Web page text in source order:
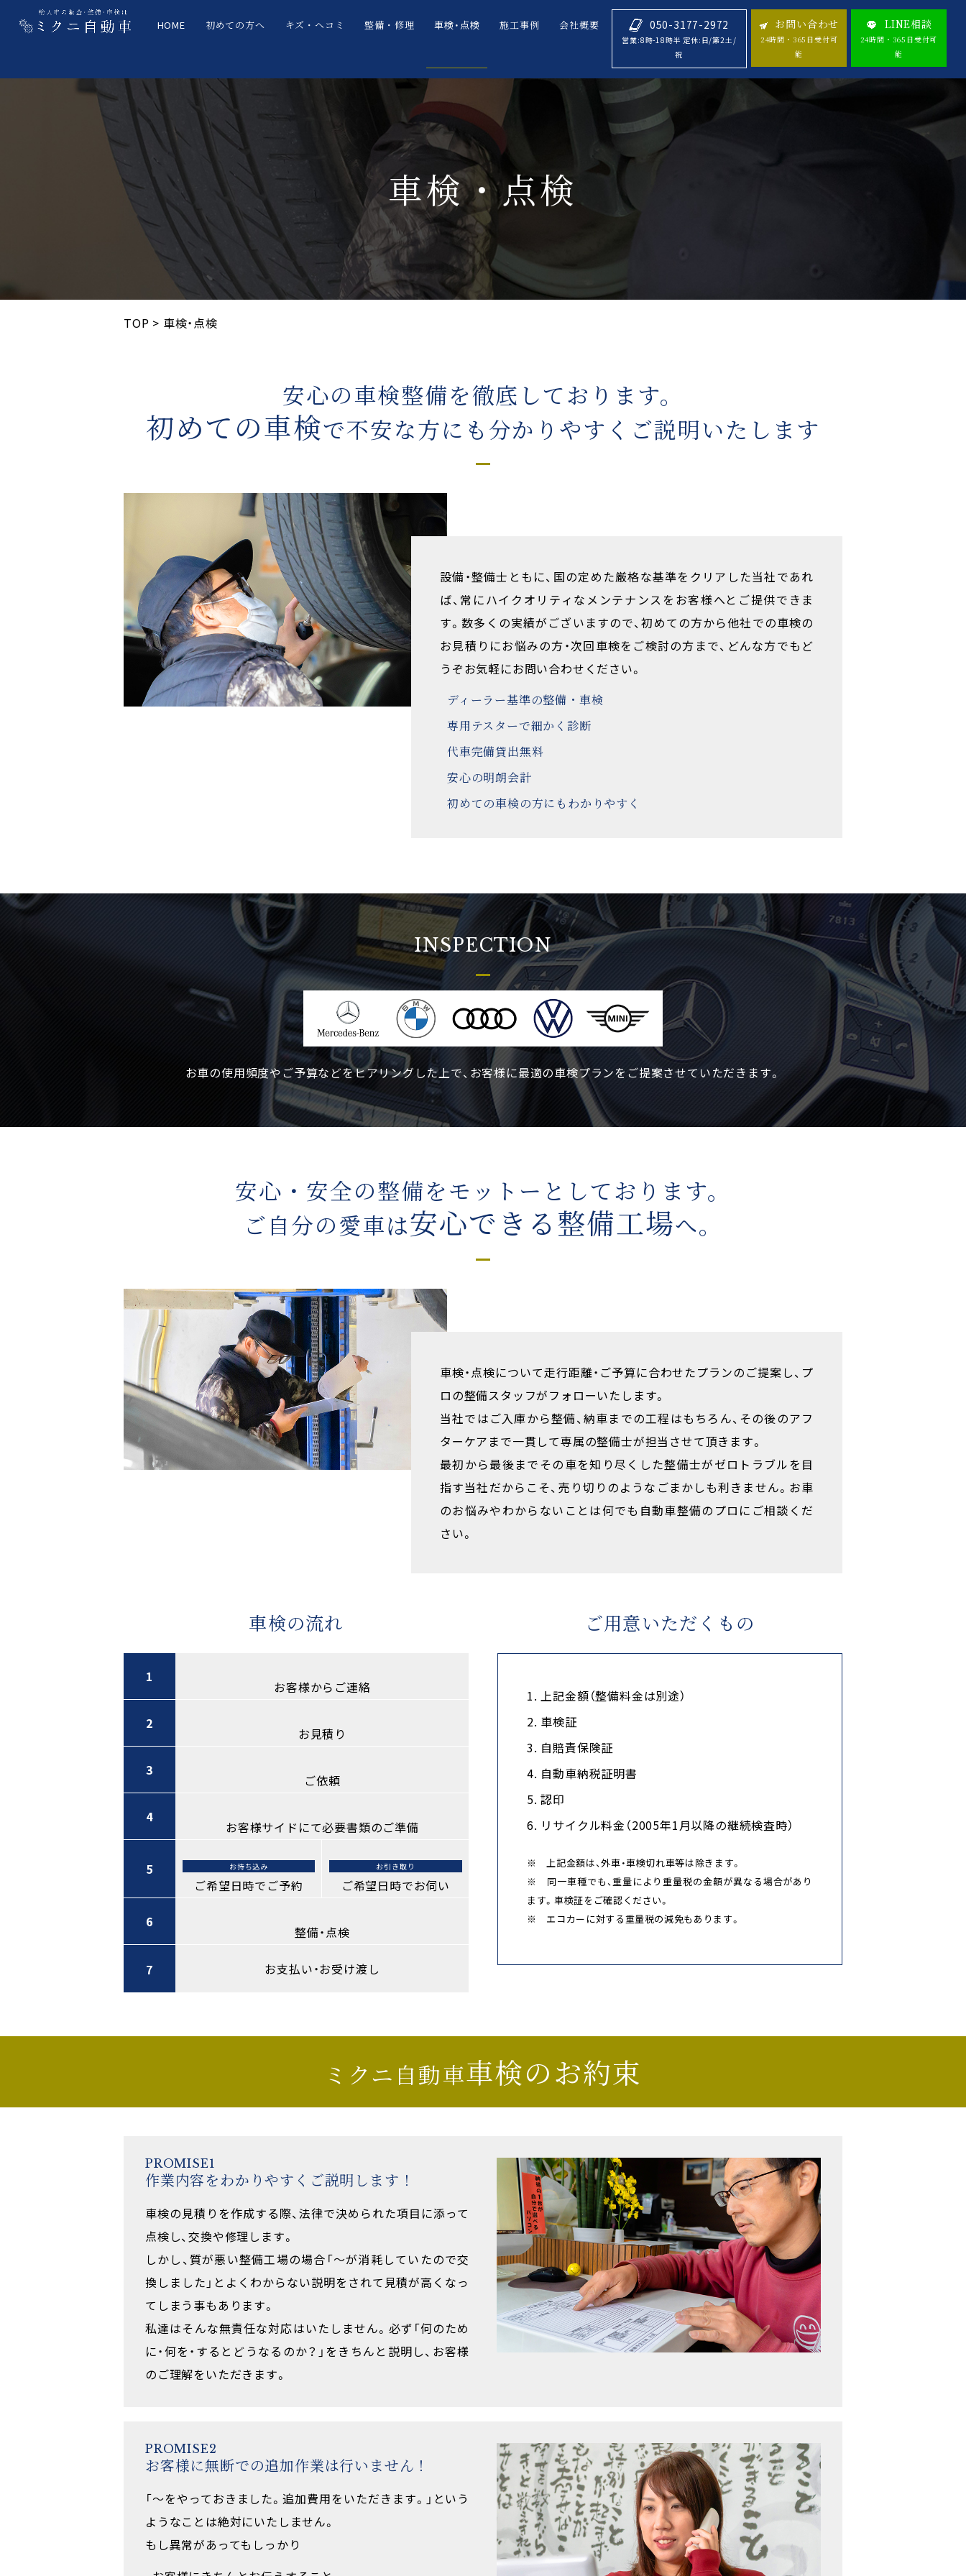
HOME 初めての方へ キズ・ヘコミ 整備・修理 車検・点検 施工事例 会社概要 050-3177-2972
営業:8時-18時半 定休:日/第2土/
祝
お問い合わせ
24時間・365日受付可
能
LINE相談
24時間・365日受付可
能
車検・点検
TOP > 車検・点検
安心の車検整備を徹底しております。
初めての車検で不安な方にも分かりやすくご説明いたします
設備・整備士ともに、国の定めた厳格な基準をクリアした当社であれ
ば、常にハイクオリティなメンテナンスをお客様へとご提供できま
す。数多くの実績がございますので、初めての方から他社での車検の
お見積りにお悩みの方・次回車検をご検討の方まで、どんな方でもど
うぞお気軽にお問い合わせください。
ディーラー基準の整備・車検
専用テスターで細かく診断
代車完備貸出無料
安心の明朗会計
初めての車検の方にもわかりやすく
INSPECTION
お車の使用頻度やご予算などをヒアリングした上で、お客様に最適の車検プランをご提案させていただきます。
安心・安全の整備をモットーとしております。
ご自分の愛車は安心できる整備工場へ。
車検・点検について走行距離・ご予算に合わせたプランのご提案し、プ
ロの整備スタッフがフォローいたします。
当社ではご入庫から整備、納車までの工程はもちろん、その後のアフ
ターケアまで一貫して専属の整備士が担当させて頂きます。
最初から最後までその車を知り尽くした整備士がゼロトラブルを目
指す当社だからこそ、売り切りのようなごまかしも利きません。お車
のお悩みやわからないことは何でも自動車整備のプロにご相談くだ
さい。
車検の流れ
1
お客様からご連絡
2
お見積り
3
ご依頼
4
お客様サイドにて必要書類のご準備
5 お持ち込み
ご希望日時でご予約
お引き取り
ご希望日時でお伺い
6
整備・点検
7 お支払い・お受け渡し
ご用意いただくもの
1. 上記金額（整備料金は別途）
2. 車検証
3. 自賠責保険証
4. 自動車納税証明書
5. 認印
6. リサイクル料金（2005年1月以降の継続検査時）
※ 上記金額は、外車・車検切れ車等は除きます。
※ 同一車種でも、重量により重量税の金額が異なる場合があり
ます。車検証をご確認ください。
※ エコカーに対する重量税の減免もあります。
ミクニ自動車車検のお約束
PROMISE1
作業内容をわかりやすくご説明します！
車検の見積りを作成する際、法律で決められた項目に添って
点検し、交換や修理します。
しかし、質が悪い整備工場の場合「〜が消耗していたので交
換しました」とよくわからない説明をされて見積が高くなっ
てしまう事もあります。
私達はそんな無責任な対応はいたしません。必ず「何のため
に・何を・するとどうなるのか？」をきちんと説明し、お客様
のご理解をいただきます。
PROMISE2
お客様に無断での追加作業は行いません！
「〜をやっておきました。追加費用をいただきます。」という
ようなことは絶対にいたしません。
もし異常があってもしっかり